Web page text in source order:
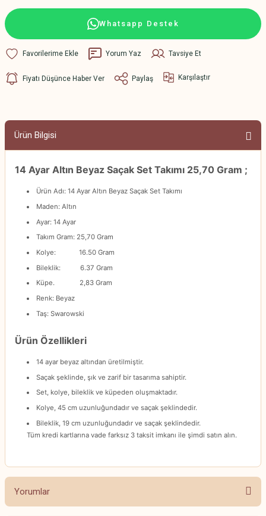
Whatsapp Destek
Yorum Yaz Tavsiye Et
Fiyatı Düşünce Haber Ver Paylaş Karşılaştır
Ürün Bilgisi
14 Ayar Altın Beyaz Saçak Set Takımı 25,70 Gram ;
Ürün Adı: 14 Ayar Altın Beyaz Saçak Set Takımı
Maden: Altın
Ayar: 14 Ayar
Takım Gram: 25,70 Gram
Kolye: 16.50 Gram
Bileklik: 6.37 Gram
Küpe. 2,83 Gram
Renk: Beyaz
Taş: Swarowski
Ürün Özellikleri
14 ayar beyaz altından üretilmiştir.
Saçak şeklinde, şık ve zarif bir tasarıma sahiptir.
Set, kolye, bileklik ve küpeden oluşmaktadır.
Kolye, 45 cm uzunluğundadır ve saçak şeklindedir.
Bileklik, 19 cm uzunluğundadır ve saçak şeklindedir.
Tüm kredi kartlarına vade farksız 3 taksit imkanı ile şimdi satın alın.
Yorumlar